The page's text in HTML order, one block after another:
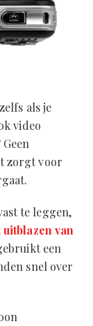
als je
video
zorgt voor
te leggen,
uitblazen van
een
snel over